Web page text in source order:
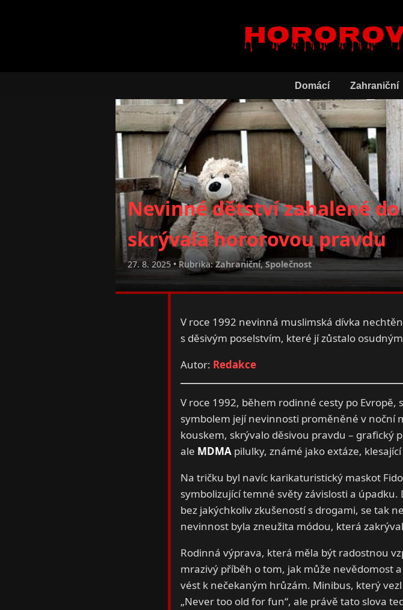
Domácí Zahraniční
Nevinné dětství zahalené
skrývala hororovou pravdu
27. 8. 2025 • Rubrika:Zahraniční,Společnost
V roce 1992 nevinná muslimská dívka
s děsivým poselstvím, které jí zůstalo
Autor: Redakce
V roce 1992, během rodinné cesty po
symbolem její nevinnosti proměněné v noční
kouskem, skrývalo děsivou pravdu – grafický
ale MDMApilulky, známé jako extáze, klesající
Na tričku byl navíc karikaturistický maskot
symbolizující temné světy závislosti a
bez jakýchkoliv zkušeností s drogami, se tak
nevinnost byla zneužita módou, která
Rodinná výprava, která měla být radostnou
mrazivý příběh o tom, jak může nevědomost
vést k nečekaným hrůzám. Minibus, který
„Never too old for fun“, ale právě tato slova